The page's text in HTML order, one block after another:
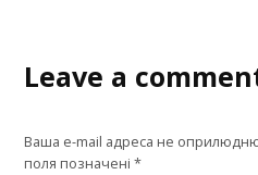
Leave a
Ваша e-mail адреса не
поля позначені*